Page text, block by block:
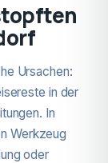
Ursachen:
in der
In
Werkzeug
oder